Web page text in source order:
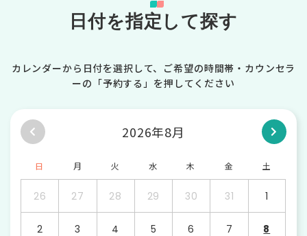
日付を指定して探す
カレンダーから日付を選択して、ご希望の時間帯・カウンセラ
ーの「予約する」を押してください
2026年8月
日 月 火 水 木 金 土
26 27 28 29 30 31 1
2 3 4 5 6 7 8